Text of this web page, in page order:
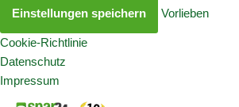
Einstellungen speichern Vorlieben
Cookie-Richtlinie
Datenschutz
Impressum